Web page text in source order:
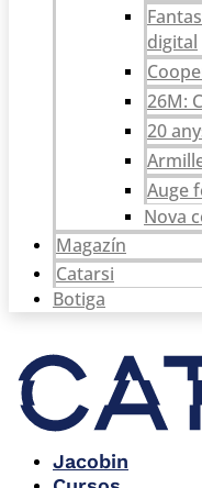
digital
26M:
20
Auge
Nova
Magazín
Catarsi
Botiga
Jacobin